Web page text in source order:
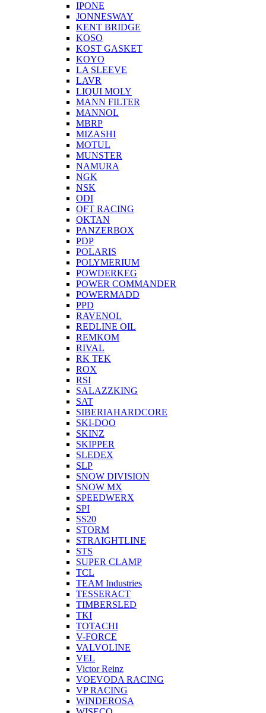
IPONE
JONNESWAY
KENT BRIDGE
KOSO
KOST GASKET
KOYO
LA SLEEVE
LAVR
LIQUI MOLY
MANN FILTER
MANNOL
MBRP
MIZASHI
MOTUL
MUNSTER
NAMURA
NGK
NSK
ODI
OFT RACING
OKTAN
PANZERBOX
PDP
POLARIS
POLYMERIUM
POWDERKEG
POWER COMMANDER
POWERMADD
PPD
RAVENOL
REDLINE OIL
REMKOM
RIVAL
RK TEK
ROX
RSI
SALAZZKING
SAT
SIBERIAHARDCORE
SKI-DOO
SKINZ
SKIPPER
SLEDEX
SLP
SNOW DIVISION
SNOW MX
SPEEDWERX
SPI
SS20
STORM
STRAIGHTLINE
STS
SUPER CLAMP
TCL
TEAM Industries
TESSERACT
TIMBERSLED
TKI
TOTACHI
V-FORCE
VALVOLINE
VEL
Victor Reinz
VOEVODA RACING
VP RACING
WINDEROSA